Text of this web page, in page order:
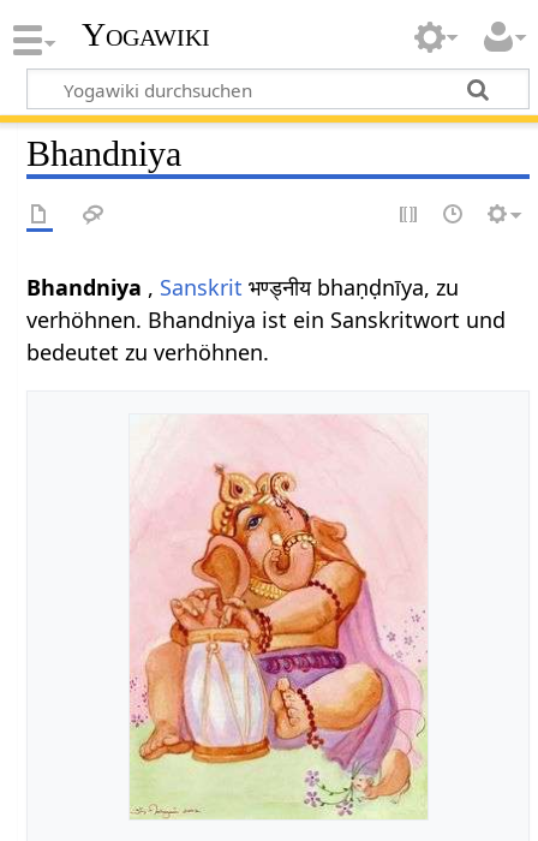
Yogawiki
Bhandniya
Bhandniya , Sanskrit भण्ड्नीय bhaṇḍnīya, zu
verhöhnen. Bhandniya ist ein Sanskritwort und
bedeutet zu verhöhnen.